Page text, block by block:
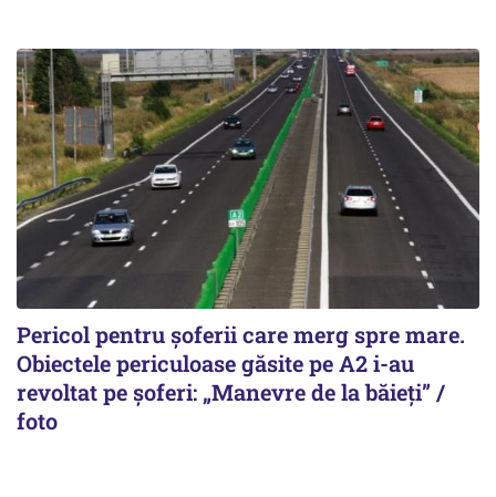
Pericol pentru șoferii care merg spre mare.
Obiectele periculoase găsite pe A2 i-au
revoltat pe șoferi: „Manevre de la băieți” /
foto